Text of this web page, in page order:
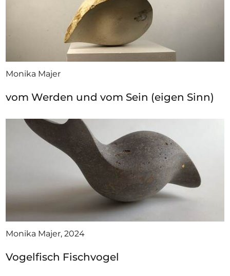
Monika Majer
vom Werden und vom Sein (eigen Sinn)
Monika Majer, 2024
Vogelfisch Fischvogel